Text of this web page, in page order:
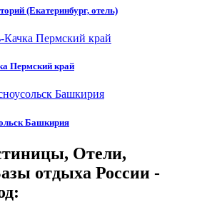
(Екатеринбург, отель)
Пермский край
Башкирия
Отели,
отдыха России -